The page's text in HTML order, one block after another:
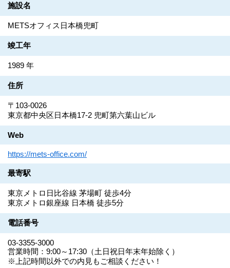
施設名
METSオフィス日本橋兜町
竣工年
1989 年
住所
〒103-0026
東京都中央区日本橋17-2 兜町第六葉山ビル
Web
https://mets-office.com/
最寄駅
東京メトロ日比谷線 茅場町 徒歩4分
東京メトロ銀座線 日本橋 徒歩5分
電話番号
03-3355-3000
営業時間：9:00～17:30（土日祝日年末年始除く）
※上記時間以外での内見もご相談ください！